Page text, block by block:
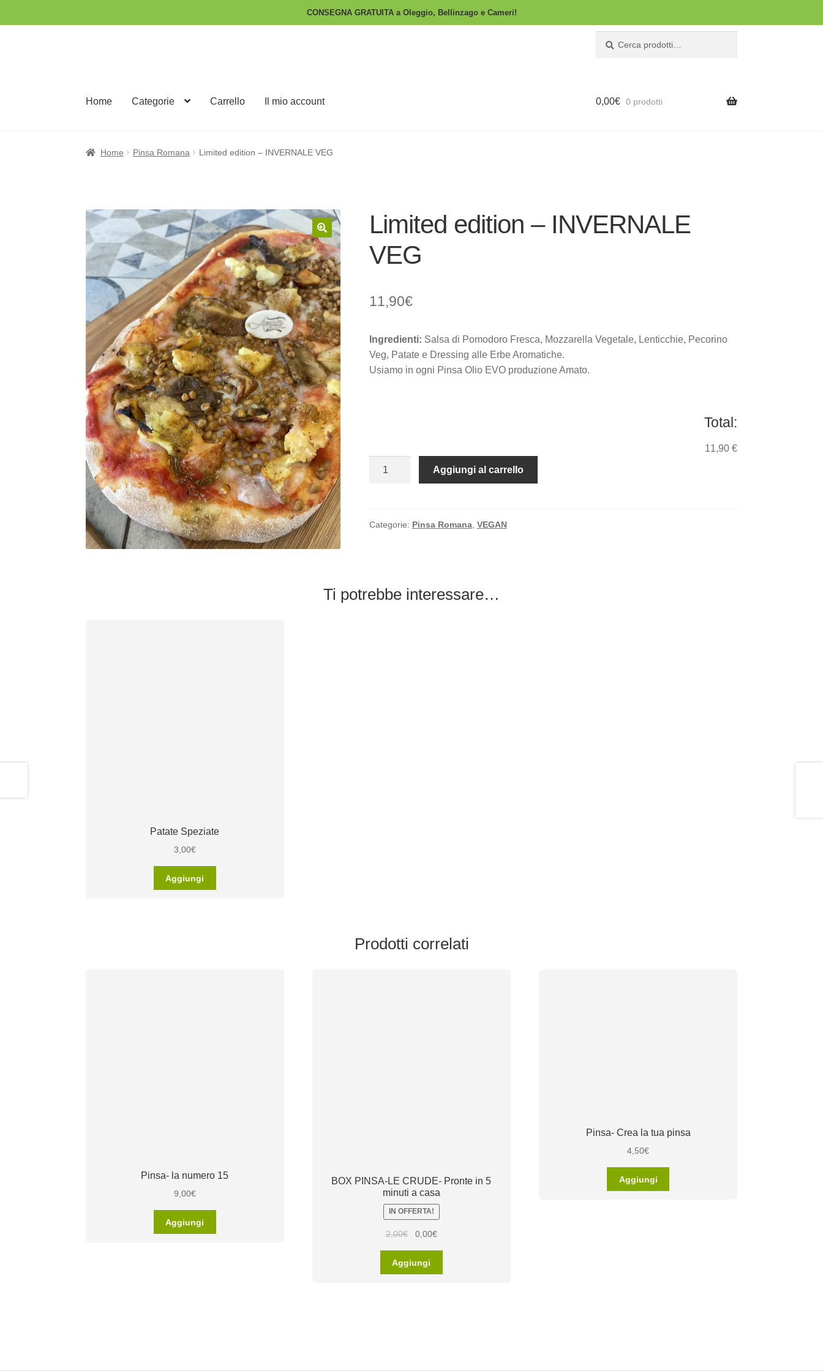
CONSEGNA GRATUITA a Oleggio, Bellinzago e Cameri!
Home Categorie Carrello Il mio account 0,00€ 0 prodotti
Home Pinsa Romana Limited edition – INVERNALE VEG
🔍
Limited edition – INVERNALE
VEG
11,90€
Ingredienti: Salsa di Pomodoro Fresca, Mozzarella Vegetale, Lenticchie, Pecorino
Veg, Patate e Dressing alle Erbe Aromatiche.
Usiamo in ogni Pinsa Olio EVO produzione Amato.
Total:
11,90 €
VEG
Aggiungi al carrello
Categorie: Pinsa Romana, VEGAN
Ti potrebbe interessare…
Patate Speziate
3,00€
Aggiungi
Prodotti correlati
Pinsa- la numero 15
9,00€
Aggiungi
BOX PINSA-LE CRUDE- Pronte in 5
minuti a casa
IN OFFERTA!
2,00€ 0,00€
Aggiungi
Pinsa- Crea la tua pinsa
4,50€
Aggiungi